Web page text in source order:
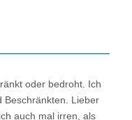
oder bedroht. Ich
Beschränkten. Lieber
auch mal irren, als